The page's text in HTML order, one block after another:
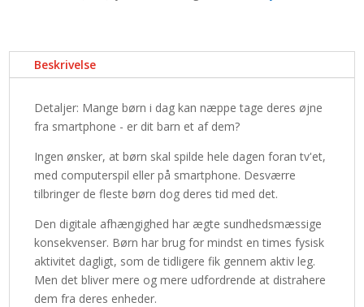
Beskrivelse
Detaljer: Mange børn i dag kan næppe tage deres øjne
fra smartphone - er dit barn et af dem?
Ingen ønsker, at børn skal spilde hele dagen foran tv'et,
med computerspil eller på smartphone. Desværre
tilbringer de fleste børn dog deres tid med det.
Den digitale afhængighed har ægte sundhedsmæssige
konsekvenser. Børn har brug for mindst en times fysisk
aktivitet dagligt, som de tidligere fik gennem aktiv leg.
Men det bliver mere og mere udfordrende at distrahere
dem fra deres enheder.